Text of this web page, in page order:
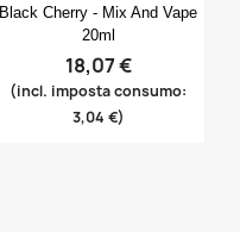
Black Cherry - Mix And Vape
20ml
18,07 €
(incl. imposta consumo:
3,04 €)